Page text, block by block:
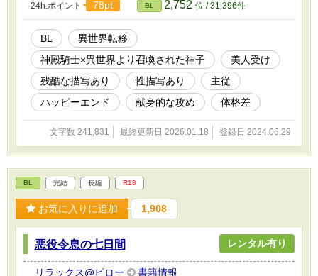
24h.ポイント 78pt BL 2,752 位 / 31,396件
BL
異世界転移
神殿騎士×異世界より召喚された神子
美人受け
残酷な描写あり
性描写あり
主従
ハッピーエンド
献身的な攻め 体格差
文字数 241,831 最終更新日 2026.01.18 登録日 2024.06.29
BL 完結 長編 R18
お気に入りに追加 1,908
悪役令息の七日間 レンタル有り
リラックス@ピロー 書籍情報